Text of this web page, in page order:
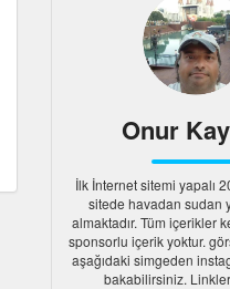
Onur
İlk İnternet sitemi yapalı
sitede havadan sudan
almaktadır. Tüm içerikler
sponsorlu içerik yoktur.
aşağıdaki simgeden
bakabilirsiniz.